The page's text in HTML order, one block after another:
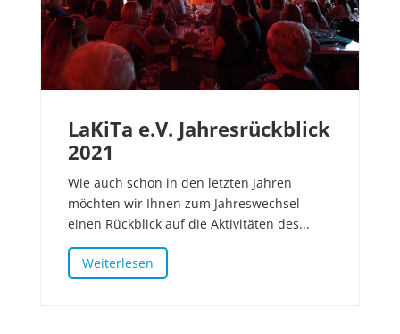
LaKiTa e.V. Jahresrückblick
2021
Wie auch schon in den letzten Jahren
möchten wir Ihnen zum Jahreswechsel
einen Rückblick auf die Aktivitäten des...
Weiterlesen